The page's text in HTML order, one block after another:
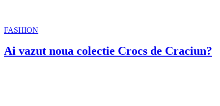
FASHION
Ai vazut noua colectie Crocs de Craciun?